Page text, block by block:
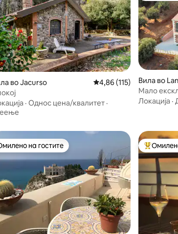
5 од 5, 5 рецензии
во Jacurso Просечна оцена: 4,86 од
4,86 (115)
· Однос цена/квалитет ·
Вила во
Мало
Локација ·
на гостите
на гостите Меѓу